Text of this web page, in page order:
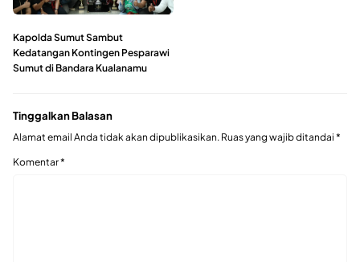
Kapolda Sumut Sambut
Kedatangan Kontingen Pesparawi
Sumut di Bandara Kualanamu
Tinggalkan Balasan
Alamat email Anda tidak akan dipublikasikan. Ruas yang wajib ditandai *
Komentar*